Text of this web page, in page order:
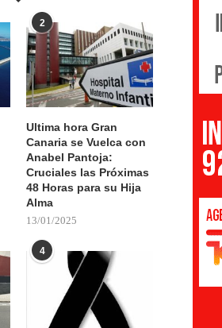
2
Ultima hora Gran
Canaria se Vuelca con
Anabel Pantoja:
Cruciales las Próximas
48 Horas para su Hija
Alma
13/01/2025
4